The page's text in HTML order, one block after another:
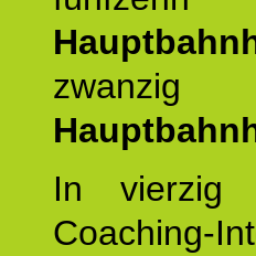
zwanzig
In vierzig